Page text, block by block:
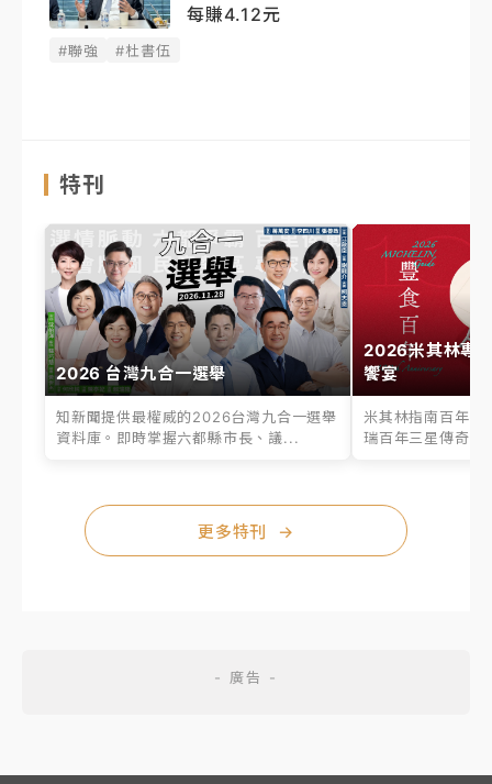
每賺4.12元
#聯強 #杜書伍
特刊
2026 台灣九合一選舉
知新聞提供最權威的2026台灣九合一選舉
資料庫。即時掌握六都縣市長、議...
2026米其林專
饗宴
米其林指南百年之
瑞百年三星傳奇、
更多特刊 →